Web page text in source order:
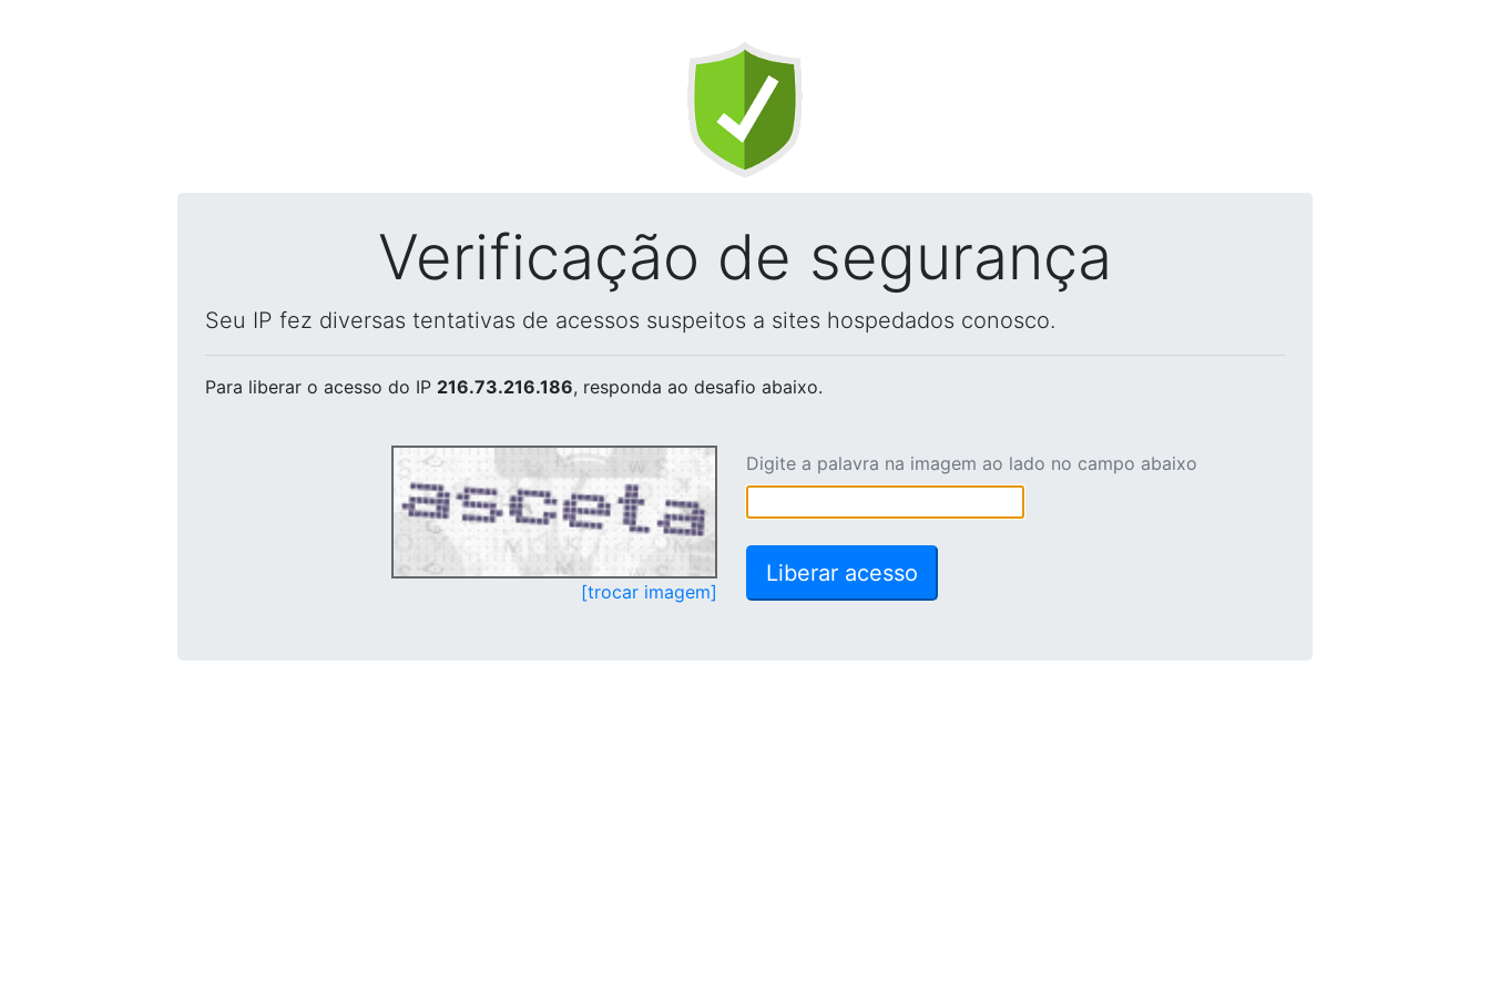
Verificação de segurança
Seu IP fez diversas tentativas de acessos suspeitos a sites hospedados conosco.
Para liberar o acesso do IP 216.73.216.186, responda ao desafio abaixo.
[trocar imagem]
Digite a palavra na imagem ao lado no campo abaixo